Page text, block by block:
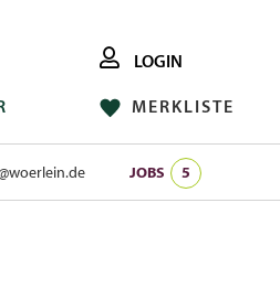
LOGIN
MERKLISTE
JOBS 5
FACEBOOK